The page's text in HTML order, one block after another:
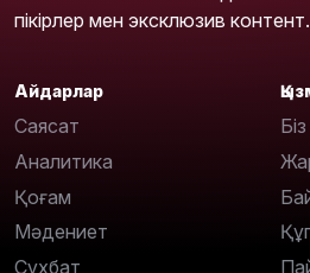
пікірлер мен эксклюзив контент.
Айдарлар
Саясат
Аналитика
Қоғам
Мәдениет
Сұхбат